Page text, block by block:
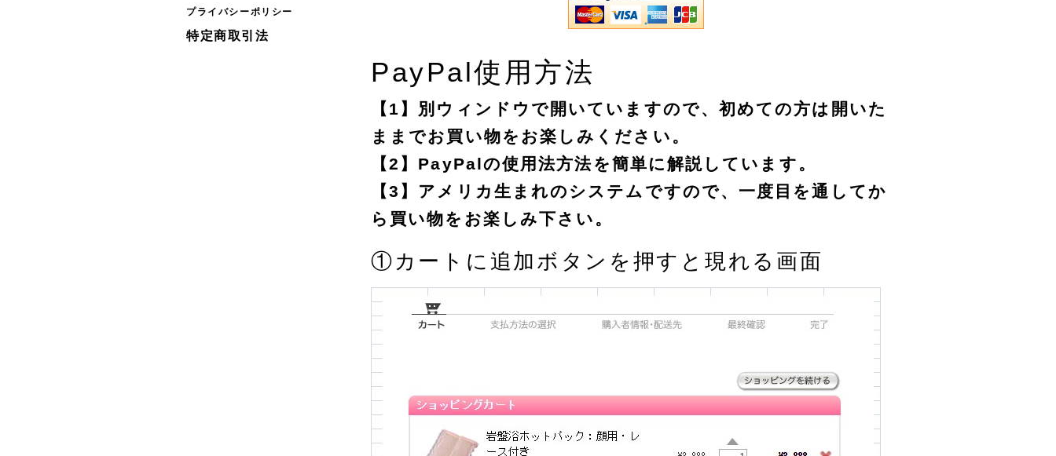
PayPal使用方法
【1】別ウィンドウで開いていますので、初めての方は開いた
ままでお買い物をお楽しみください。
【2】 PayPalの使用法方法を簡単に解説しています。
【3】アメリカ生まれのシステムですので、一度目を通してか
ら買い物をお楽しみ下さい。
①カートに追加ボタンを押すと現れる画面
プライバシーポリシー
特定商取引法